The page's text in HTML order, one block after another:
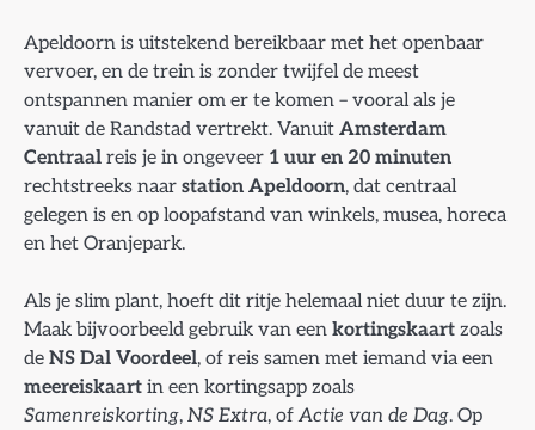
Apeldoorn is uitstekend bereikbaar met het openbaar
vervoer, en de trein is zonder twijfel de meest
ontspannen manier om er te komen – vooral als je
vanuit de Randstad vertrekt. Vanuit Amsterdam
Centraal reis je in ongeveer 1 uur en 20 minuten
rechtstreeks naar station Apeldoorn, dat centraal
gelegen is en op loopafstand van winkels, musea, horeca
en het Oranjepark.
Als je slim plant, hoeft dit ritje helemaal niet duur te zijn.
Maak bijvoorbeeld gebruik van een kortingskaart zoals
de NS Dal Voordeel, of reis samen met iemand via een
meereiskaart in een kortingsapp zoals
Samenreiskorting, NS Extra, ofActie van de Dag. Op